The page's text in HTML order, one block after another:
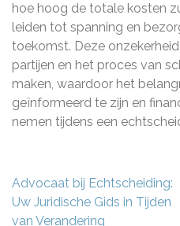
hoe hoog de totale kosten
leiden tot spanning en
toekomst. Deze
partijen en het proces van
maken, waardoor het
geïnformeerd te zijn en
nemen tijdens een
Berichtnavigatie
Advocaat bij Echtscheiding:
Uw Juridische Gids in Tijden
van Verandering